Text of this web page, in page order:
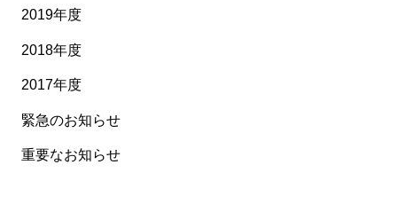
2019年度
2018年度
2017年度
緊急のお知らせ
重要なお知らせ